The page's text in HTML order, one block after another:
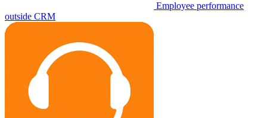
Employee performance
outside CRM